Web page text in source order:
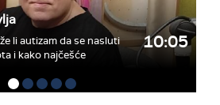
li autizam da se nasluti
i kako najčešće
10:05